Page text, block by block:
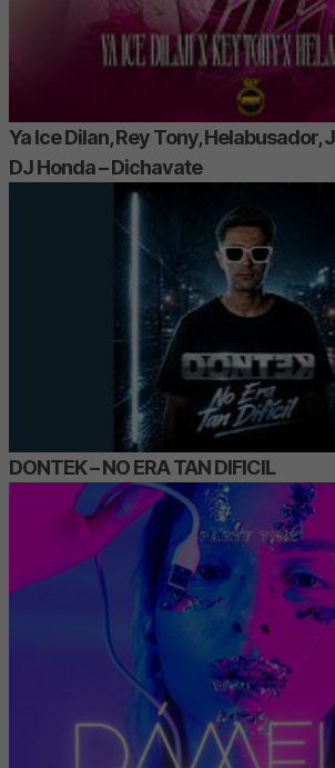
Ya Ice Dilan, Rey Tony, Helabusador,
DJ Honda – Dichavate
DONTEK – NO ERA TAN DIFICIL